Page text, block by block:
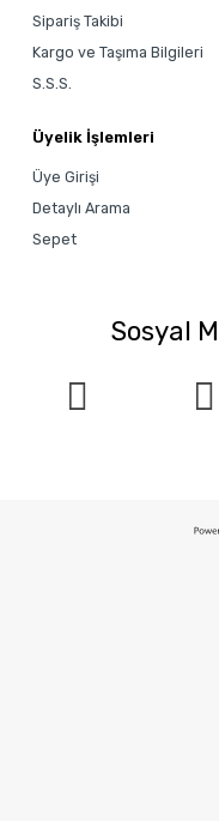
Sipariş Takibi
Kargo ve Taşıma Bilgileri
S.S.S.
Üyelik İşlemleri
Üye Girişi
Detaylı Arama
Sepet
Sosyal